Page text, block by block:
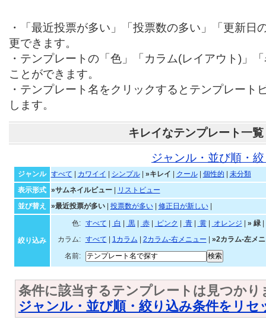
・「最近投票が多い」「投票数の多い」「更新日
更できます。
・テンプレートの「色」「カラム(レイアウト)」
ことができます。
・テンプレート名をクリックするとテンプレート
します。
キレイなテンプレート一覧
ジャンル・並び順・
ジャンル すべて カワイイ シンプル| »キレイ クール| 個性的
未分類
表示形式
»サムネイルビュー|
リストビュー
並び替え
»最近投票が多い| 投票数が多い| 修正日が新しい|
絞り込み
色: すべて 白 黒| 赤| ピンク 青| 黄| オレンジ » 緑|
カラム:
すべて 1カラム 2カラム-右メニュー
»2カラム-左メ
名前:
条件に該当するテンプレートは見つかり
ジャンル・並び順・絞り込み条件をリセ